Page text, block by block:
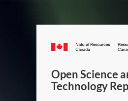
Canada.ca
Open Science
Technology